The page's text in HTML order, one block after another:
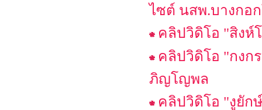
ไซต์ นสพ.บางกอ
คลิปวิดิโอ "สิง
คลิปวิดิโอ "กงก
ภิญโญพล
คลิปวิดิโอ "งูยั